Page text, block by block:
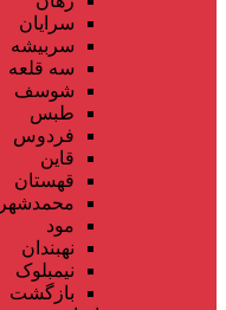
سرایان
سربیشه
سه قلعه
شوسف
طبس
فردوس
قاین
قهستان
محمدشهر
مود
نهبندان
نیمبلوک
بازگشت